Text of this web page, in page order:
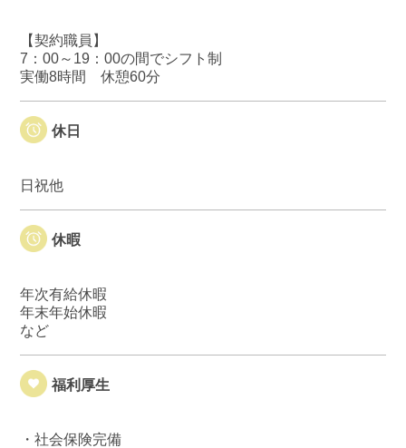
【契約職員】
7：00～19：00の間でシフト制
実働8時間 休憩60分
休日
日祝他
休暇
年次有給休暇
年末年始休暇
など
福利厚生
・社会保険完備